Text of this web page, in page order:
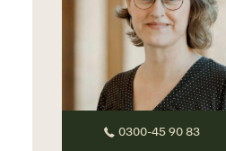
0300-45 90 83